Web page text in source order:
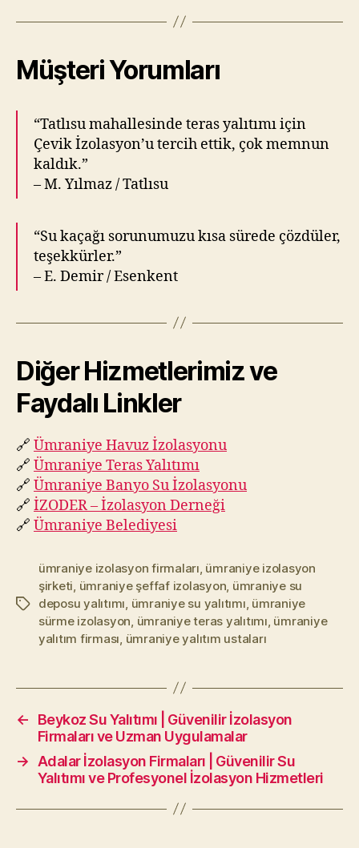
Müşteri Yorumları
“Tatlısu mahallesinde teras yalıtımı için
Çevik İzolasyon’u tercih ettik, çok memnun
kaldık.”
– M. Yılmaz / Tatlısu
“Su kaçağı sorunumuzu kısa sürede çözdüler,
teşekkürler.”
– E. Demir / Esenkent
Diğer Hizmetlerimiz ve
Faydalı Linkler
🔗 Ümraniye Havuz İzolasyonu
🔗 Ümraniye Teras Yalıtımı
🔗 Ümraniye Banyo Su İzolasyonu
🔗 İZODER – İzolasyon Derneği
🔗 Ümraniye Belediyesi
Etiketler
ümraniye izolasyon firmaları, ümraniye izolasyon
şirketi, ümraniye şeffaf izolasyon, ümraniye su
deposu yalıtımı, ümraniye su yalıtımı, ümraniye
sürme izolasyon, ümraniye teras yalıtımı, ümraniye
yalıtım firması, ümraniye yalıtım ustaları
←
Beykoz Su Yalıtımı | Güvenilir İzolasyon
Firmaları ve Uzman Uygulamalar
→
Adalar İzolasyon Firmaları | Güvenilir Su
Yalıtımı ve Profesyonel İzolasyon Hizmetleri